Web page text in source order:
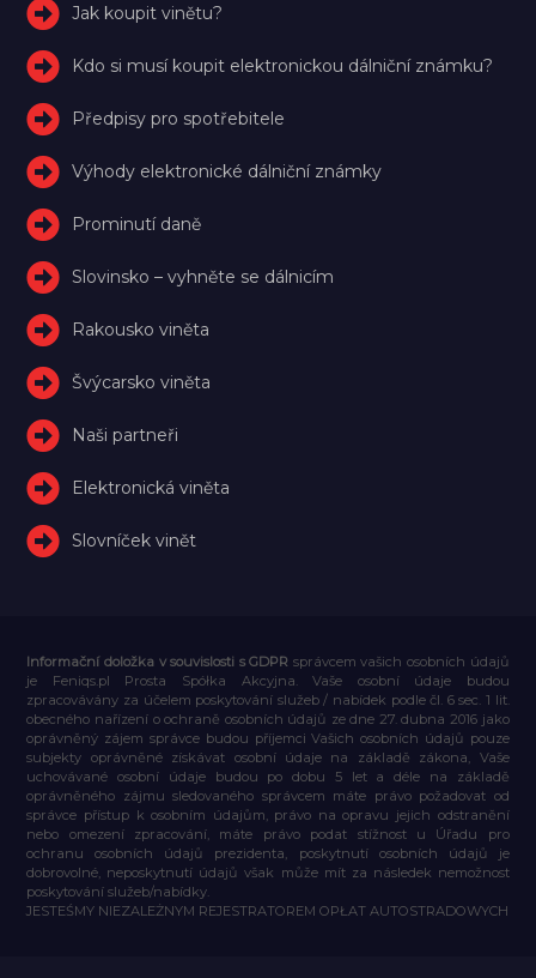
Jak koupit vinětu?
Kdo si musí koupit elektronickou dálniční známku?
Předpisy pro spotřebitele
Výhody elektronické dálniční známky
Prominutí daně
Slovinsko – vyhněte se dálnicím
Rakousko viněta
Švýcarsko viněta
Naši partneři
Elektronická viněta
Slovníček vinět
Informační doložka v souvislosti s GDPR správcem vašich osobních údajů
je Feniqs.pl Prosta Spółka Akcyjna. Vaše osobní údaje budou
zpracovávány za účelem poskytování služeb / nabídek podle čl. 6 sec. 1 lit.
obecného nařízení o ochraně osobních údajů ze dne 27. dubna 2016 jako
oprávněný zájem správce budou příjemci Vašich osobních údajů pouze
subjekty oprávněné získávat osobní údaje na základě zákona, Vaše
uchovávané osobní údaje budou po dobu 5 let a déle na základě
oprávněného zájmu sledovaného správcem máte právo požadovat od
správce přístup k osobním údajům, právo na opravu jejich odstranění
nebo omezení zpracování, máte právo podat stížnost u Úřadu pro
ochranu osobních údajů prezidenta, poskytnutí osobních údajů je
dobrovolné, neposkytnutí údajů však může mít za následek nemožnost
poskytování služeb/nabídky.
JESTEŚMY NIEZALEŻNYM REJESTRATOREM OPŁAT AUTOSTRADOWYCH